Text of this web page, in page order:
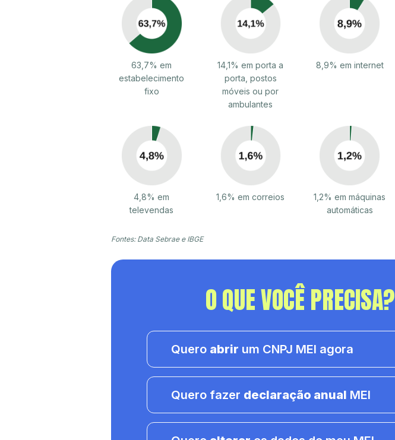
63,7% em
estabelecimento
fixo
14,1% em porta a
porta, postos
móveis ou por
ambulantes
8,9% em internet
4,8% em
televendas
1,6% em correios
1,2% em máquinas
automáticas
Fontes: Data Sebrae e IBGE
O QUE VOCÊ PRECISA?
Quero abrir um CNPJ MEI agora
Quero fazer declaração anual MEI